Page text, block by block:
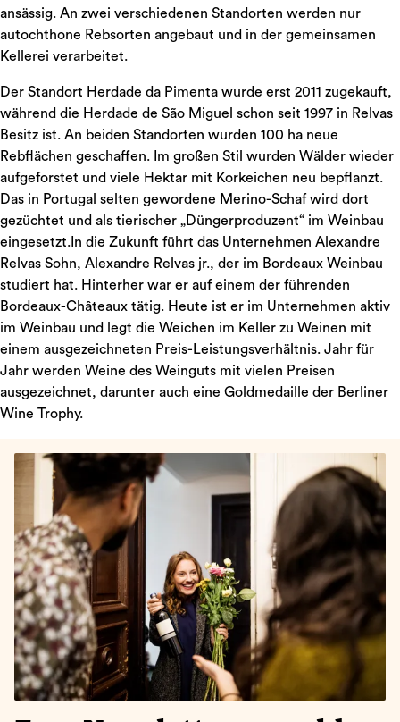
ansässig. An zwei verschiedenen Standorten werden nur
autochthone Rebsorten angebaut und in der gemeinsamen
Kellerei verarbeitet.
Der Standort Herdade da Pimenta wurde erst 2011 zugekauft,
während die Herdade de São Miguel schon seit 1997 in Relvas
Besitz ist. An beiden Standorten wurden 100 ha neue
Rebflächen geschaffen. Im großen Stil wurden Wälder wieder
aufgeforstet und viele Hektar mit Korkeichen neu bepflanzt.
Das in Portugal selten gewordene Merino-Schaf wird dort
gezüchtet und als tierischer „Düngerproduzent“ im Weinbau
eingesetzt.In die Zukunft führt das Unternehmen Alexandre
Relvas Sohn, Alexandre Relvas jr., der im Bordeaux Weinbau
studiert hat. Hinterher war er auf einem der führenden
Bordeaux-Châteaux tätig. Heute ist er im Unternehmen aktiv
im Weinbau und legt die Weichen im Keller zu Weinen mit
einem ausgezeichneten Preis-Leistungsverhältnis. Jahr für
Jahr werden Weine des Weinguts mit vielen Preisen
ausgezeichnet, darunter auch eine Goldmedaille der Berliner
Wine Trophy.